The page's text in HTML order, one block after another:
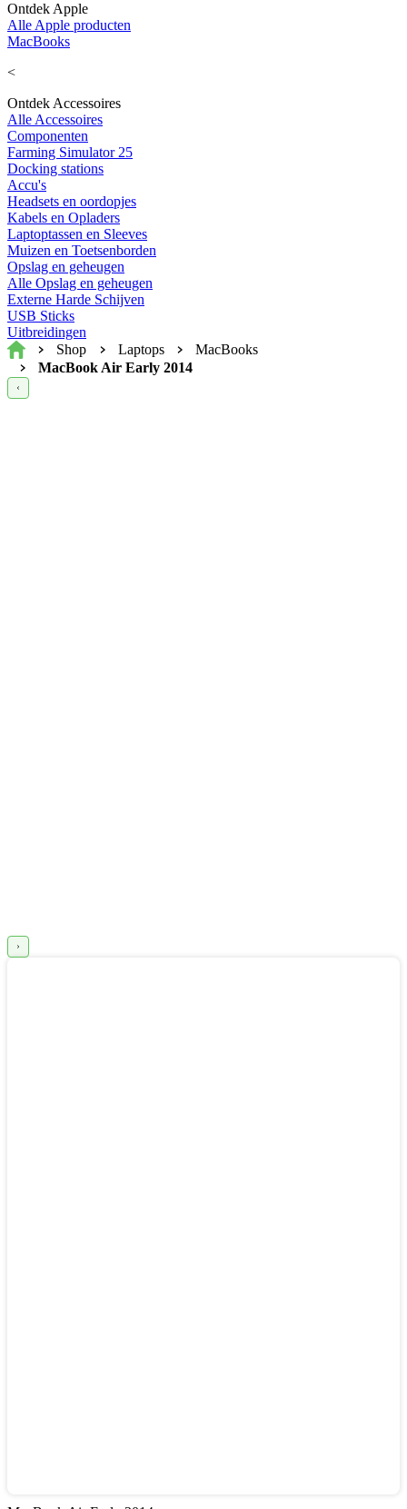
Ontdek Apple
Alle Apple producten
MacBooks
<
Ontdek Accessoires
Alle Accessoires
Componenten
Farming Simulator 25
Docking stations
Accu's
Headsets en oordopjes
Kabels en Opladers
Laptoptassen en Sleeves
Muizen en Toetsenborden
Opslag en geheugen
Alle Opslag en geheugen
Externe Harde Schijven
USB Sticks
Uitbreidingen
Home
Shop Laptops
MacBooks
MacBook Air Early 2014